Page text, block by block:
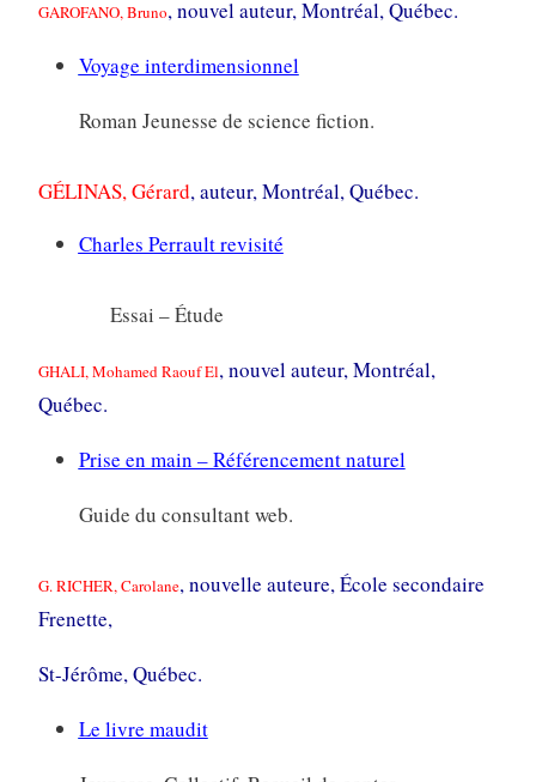
GAROFANO, Bruno, nouvel auteur, Montréal, Québec.
Voyage interdimensionnel
Roman Jeunesse de science fiction.
GÉLINAS, Gérard, auteur, Montréal, Québec.
Charles Perrault revisité
Essai – Étude
GHALI, Mohamed Raouf El, nouvel auteur, Montréal,
Québec.
Prise en main – Référencement naturel
Guide du consultant web.
G. RICHER, Carolane, nouvelle auteure, École secondaire
Frenette,
St-Jérôme, Québec.
Le livre maudit